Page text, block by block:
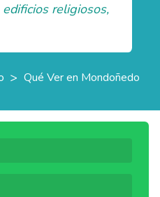
religiosos,
> Qué Ver en Mondoñedo